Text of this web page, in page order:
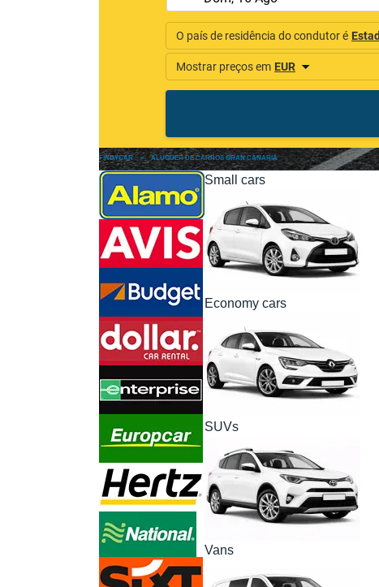
FINDYCAR » ALUGUER DE CARROS GRAN CANARIA
Small cars
Economy cars
SUVs
Vans